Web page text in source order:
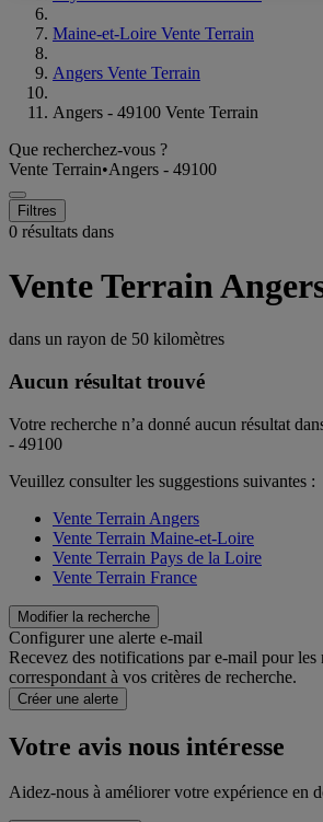
Maine-et-Loire Vente Terrain
Angers Vente Terrain
Angers - 49100 Vente Terrain
Que recherchez-vous ?
Vente Terrain•Angers - 49100
Filtres
0 résultats dans
Vente Terrain
dans un rayon de 50 kilomètres
Aucun résultat trouvé
Votre recherche n’a donné aucun résultat
- 49100
Veuillez consulter les suggestions suivantes :
Vente Terrain Angers
Vente Terrain Maine-et-Loire
Vente Terrain Pays de la Loire
Vente Terrain France
Modifier la recherche
Configurer une alerte e-mail
Recevez des notifications par e-mail pour les
correspondant à vos critères de recherche.
Créer une alerte
Votre avis nous intéresse
Aidez-nous à améliorer votre expérience en